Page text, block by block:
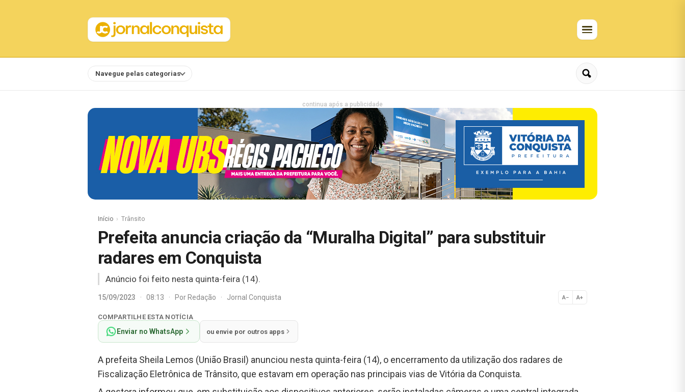
Navegue pelas categorias
continua após a publicidade
Início Trânsito
Prefeita anuncia criação da “Muralha Digital” para substituir
radares em Conquista
Anúncio foi feito nesta quinta-feira (14).
15/09/2023 · 08:13 · PorRedação · Jornal Conquista A− A+
Normal
COMPARTILHE ESTA NOTÍCIA
Enviar no WhatsApp ou envie por outros apps
A prefeita Sheila Lemos (União Brasil) anunciou nesta quinta-feira (14), o encerramento da utilização dos radares de
Fiscalização Eletrônica de Trânsito, que estavam em operação nas principais vias de Vitória da Conquista.